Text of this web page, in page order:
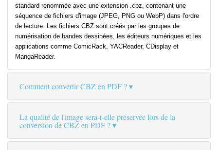
standard renommée avec une extension .cbz, contenant une
séquence de fichiers d'image (JPEG, PNG ou WebP) dans l'ordre
de lecture. Les fichiers CBZ sont créés par les groupes de
numérisation de bandes dessinées, les éditeurs numériques et les
applications comme ComicRack, YACReader, CDisplay et
MangaReader.
Comment convertir CBZ en PDF ?
La qualité de l'image sera-t-elle préservée lors de la
conversion de CBZ en PDF ?